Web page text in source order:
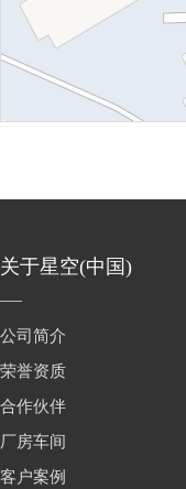
关于星空(中国)
公司简介
荣誉资质
合作伙伴
厂房车间
客户案例